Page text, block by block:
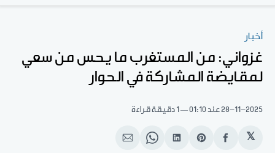
أخبار
غزواني: من المستغرب ما يحس من سعي
لمقايضة المشاركة في الحوار
28-11-2025عند 01:10 1 دقيقة قراءة
𝕏
انشر
Shareانشر
Shareانشر